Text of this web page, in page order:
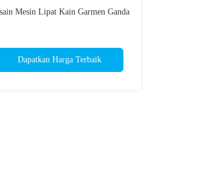
Mesin Lipat Kain Garmen Ganda
Dapatkan Harga Terbaik